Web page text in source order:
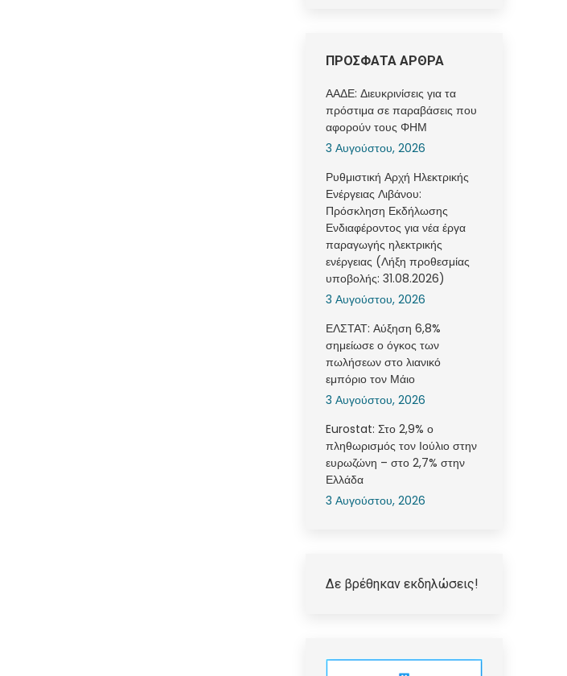
ΠΡΟΣΦΑΤΑ ΑΡΘΡΑ
ΑΑΔΕ: Διευκρινίσεις για τα
πρόστιμα σε παραβάσεις που
αφορούν τους ΦΗΜ
3 Αυγούστου, 2026
Ρυθμιστική Αρχή Ηλεκτρικής
Ενέργειας Λιβάνου:
Πρόσκληση Εκδήλωσης
Ενδιαφέροντος για νέα έργα
παραγωγής ηλεκτρικής
ενέργειας (Λήξη προθεσμίας
υποβολής: 31.08.2026)
3 Αυγούστου, 2026
ΕΛΣΤΑΤ: Αύξηση 6,8%
σημείωσε ο όγκος των
πωλήσεων στο λιανικό
εμπόριο τον Μάιο
3 Αυγούστου, 2026
Eurostat: Στο 2,9% ο
πληθωρισμός τον Ιούλιο στην
ευρωζώνη – στο 2,7% στην
Ελλάδα
3 Αυγούστου, 2026
Δε βρέθηκαν εκδηλώσεις!